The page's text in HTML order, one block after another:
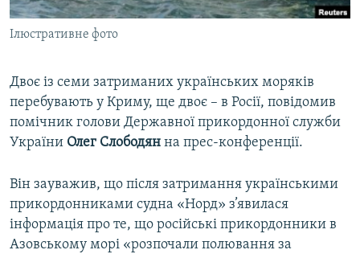
ІНФОГРАФІКА
ДОЛУЧАЙСЯ!
Усі сайти RFE/RL
Ілюстративне фото
Двоє із семи затриманих українських моряків
перебувають у Криму, ще двоє – в Росії, повідомив
помічник голови Державної прикордонної служби
України Олег Слободян на прес-конференції.
Він зауважив, що після затримання українськими
прикордонниками судна «Норд» з’явилася
інформація про те, що російські прикордонники в
Азовському морі «розпочали полювання за